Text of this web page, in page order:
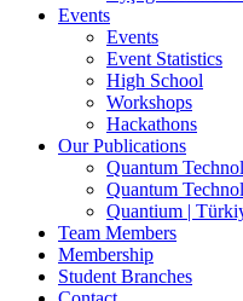
Events
Events
Event Statistics
High School
Workshops
Hackathons
Our Publications
Quantum
Quantum
Quantium |
Team Members
Membership
Student Branches